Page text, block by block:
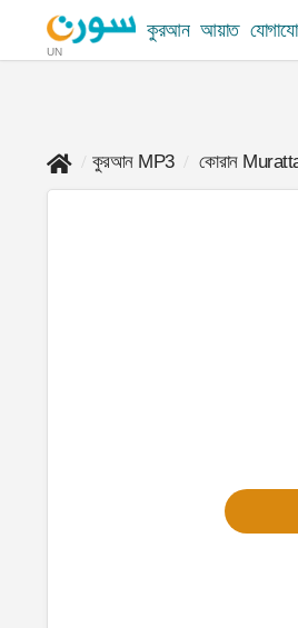
UN
কুরআন আয়াত
কুরআন MP3 কোরান